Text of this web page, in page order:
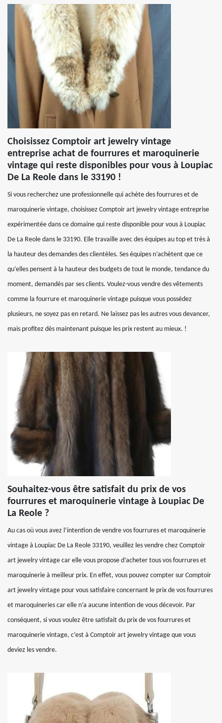
Choisissez Comptoir art jewelry vintage
entreprise achat de fourrures et maroquinerie
vintage qui reste disponibles pour vous à Loupiac
De La Reole dans le 33190 !
Si vous recherchez une professionnelle qui achète des fourrures et de
maroquinerie vintage, choisissez Comptoir art jewelry vintage entreprise
expérimentée dans ce domaine qui reste disponible pour vous à Loupiac
De La Reole dans le 33190. Elle travaille avec des équipes au top et très à
la hauteur des demandes des clientèles. Ses équipes n’achètent que ce
qu’elles pensent à la hauteur des budgets de tout le monde, tendance du
moment, demandés par ses clients. Voulez-vous vendre des vêtements
comme la fourrure et maroquinerie vintage puisque vous possédez
plusieurs, ne soyez pas en retard. Ne laissez pas les autres vous devancer,
mais profitez dès maintenant puisque les prix restent au mieux. !
Souhaitez-vous être satisfait du prix de vos
fourrures et maroquinerie vintage à Loupiac De
La Reole ?
Au cas où vous avez l’intention de vendre vos fourrures et maroquinerie
vintage à Loupiac De La Reole 33190, veuillez les vendre chez Comptoir
art jewelry vintage car elle vous propose d’acheter tous vos fourrures et
maroquinerie à meilleur prix. En effet, vous pouvez compter sur Comptoir
art jewelry vintage pour vous satisfaire concernant le prix de vos fourrures
et maroquineries car elle n’a aucune intention de vous décevoir. Par
conséquent, si vous voulez être satisfait du prix de vos fourrures et
maroquinerie vintage, c’est à Comptoir art jewelry vintage que vous
deviez les vendre.